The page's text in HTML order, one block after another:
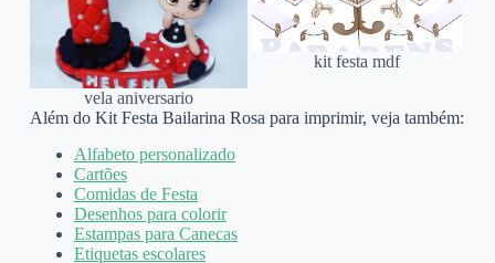
vela aniversario
kit festa mdf
Além do Kit Festa Bailarina Rosa para imprimir, veja também:
Alfabeto personalizado
Cartões
Comidas de Festa
Desenhos para colorir
Estampas para Canecas
Etiquetas escolares